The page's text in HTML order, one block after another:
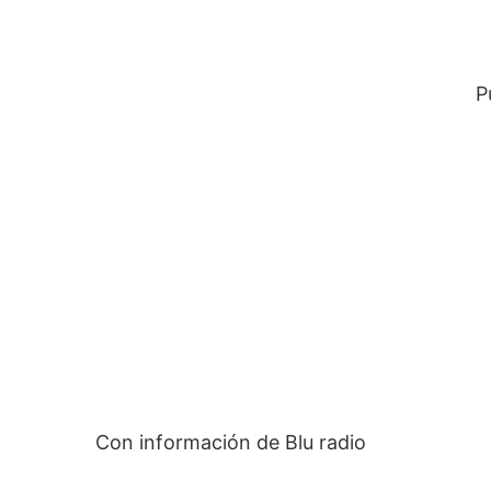
Con información de Blu radio